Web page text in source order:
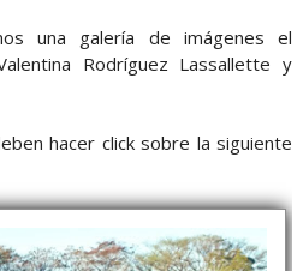
una galería de imágenes el
Rodríguez Lassallette y
hacer click sobre la siguiente